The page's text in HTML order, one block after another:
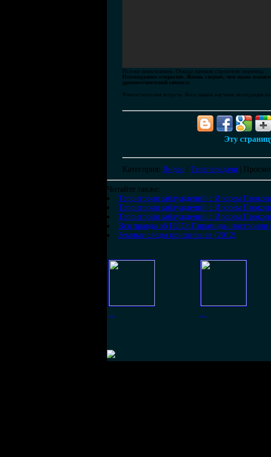
Истоки цивилизации. Откуда пришли строители пирамид.
Неожиданное открытие. Жизнь старше, чем наша
древнеегипетский символ;
Фантастическая встреча. Кого нашла научная экспедиция
Эту
Категория: Видео / Телепередачи |
Читайте также:
Территория заблуждений с Игорем
Территория заблуждений с Игорем
Территория заблуждений с Игорем
Вся правда об НЛО: Пирамиды построили
Земные следы пришельцев (2012)
... ...